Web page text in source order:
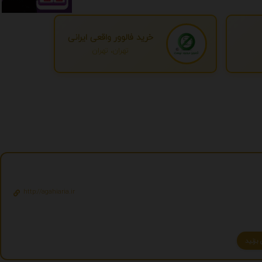
خرید فالوور واقعی ایرانی
تهران، تهران
http://agahiaria.ir